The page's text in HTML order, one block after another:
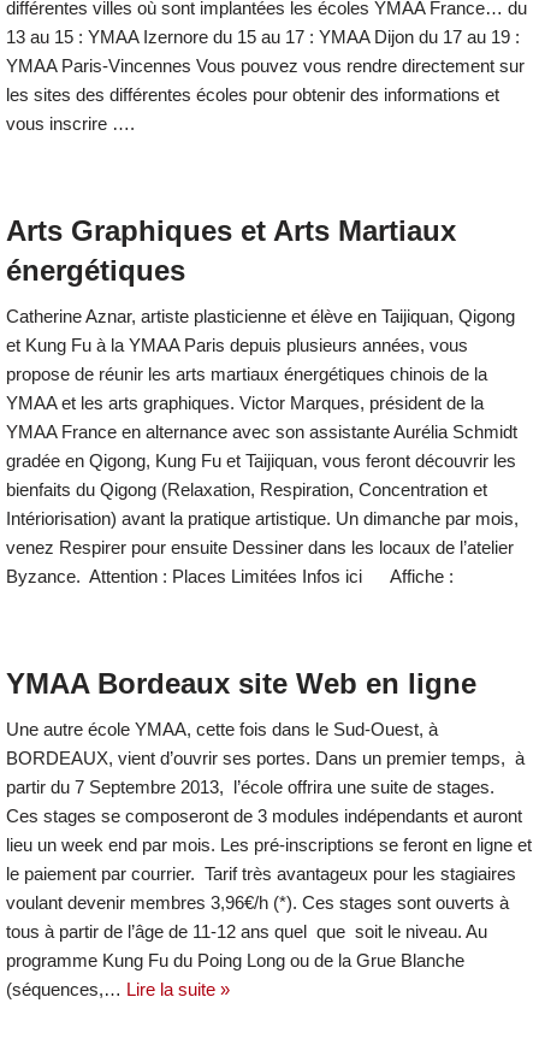
différentes villes où sont implantées les écoles YMAA France… du
13 au 15 : YMAA Izernore du 15 au 17 : YMAA Dijon du 17 au 19 :
YMAA Paris-Vincennes Vous pouvez vous rendre directement sur
les sites des différentes écoles pour obtenir des informations et
vous inscrire ….
Arts Graphiques et Arts Martiaux
énergétiques
Catherine Aznar, artiste plasticienne et élève en Taijiquan, Qigong
et Kung Fu à la YMAA Paris depuis plusieurs années, vous
propose de réunir les arts martiaux énergétiques chinois de la
YMAA et les arts graphiques. Victor Marques, président de la
YMAA France en alternance avec son assistante Aurélia Schmidt
gradée en Qigong, Kung Fu et Taijiquan, vous feront découvrir les
bienfaits du Qigong (Relaxation, Respiration, Concentration et
Intériorisation) avant la pratique artistique. Un dimanche par mois,
venez Respirer pour ensuite Dessiner dans les locaux de l’atelier
Byzance. Attention : Places Limitées Infos ici Affiche :
YMAA Bordeaux site Web en ligne
Une autre école YMAA, cette fois dans le Sud-Ouest, à
BORDEAUX, vient d’ouvrir ses portes. Dans un premier temps, à
partir du 7 Septembre 2013, l’école offrira une suite de stages.
Ces stages se composeront de 3 modules indépendants et auront
lieu un week end par mois. Les pré-inscriptions se feront en ligne et
le paiement par courrier. Tarif très avantageux pour les stagiaires
voulant devenir membres 3,96€/h (*). Ces stages sont ouverts à
tous à partir de l’âge de 11-12 ans quel que soit le niveau. Au
programme Kung Fu du Poing Long ou de la Grue Blanche
(séquences,… Lire la suite »